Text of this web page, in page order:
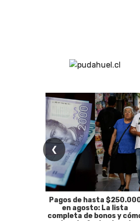
❮
Pagos de hasta
en agosto: La lista
completa de bonos y